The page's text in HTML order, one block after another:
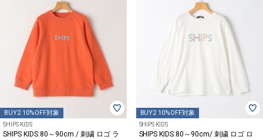
BUY2 10%OFF対象
SHIPS KIDS
SHIPS KIDS:80～90cm / 刺繍 ロゴ ラ
BUY2 10%OFF対象
SHIPS KIDS
SHIPS KIDS:80～90cm/ 刺繍 ロゴ ロ